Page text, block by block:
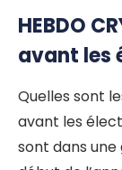
HEBDO
avant les
Quelles sont
avant les
sont dans une